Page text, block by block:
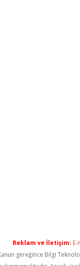
Reklam ve İletişim: E-
Kanun gereğince Bilgi